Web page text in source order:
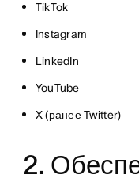
TikTok
Instagram
LinkedIn
YouTube
X (ранее Twitter)
2.